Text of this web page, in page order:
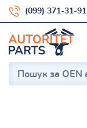
(099) 371-31-91